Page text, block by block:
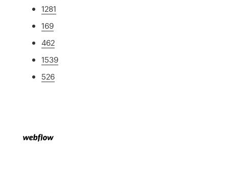
1281
169
462
1539
526